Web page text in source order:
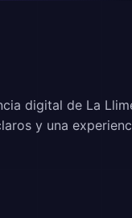
digital de La
y una